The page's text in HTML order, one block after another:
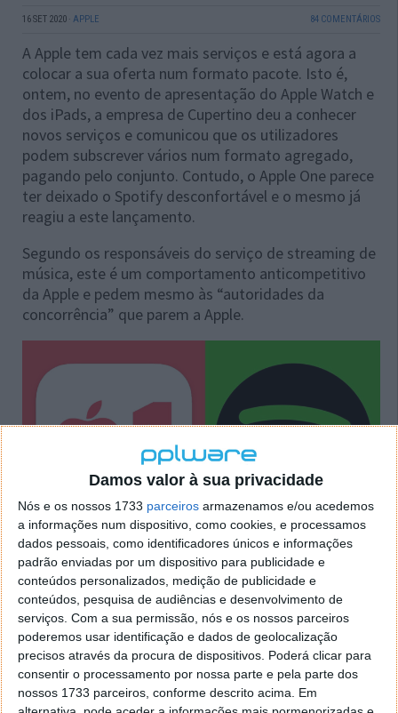
Damos valor à sua privacidade
Nós e os nossos 1733 parceiros armazenamos e/ou acedemos
a informações num dispositivo, como cookies, e processamos
dados pessoais, como identificadores únicos e informações
padrão enviadas por um dispositivo para publicidade e
conteúdos personalizados, medição de publicidade e
conteúdos, pesquisa de audiências e desenvolvimento de
serviços. Com a sua permissão, nós e os nossos parceiros
poderemos usar identificação e dados de geolocalização
precisos através da procura de dispositivos. Poderá clicar para
consentir o processamento por nossa parte e pela parte dos
nossos 1733 parceiros, conforme descrito acima. Em
16 SET 2020 · APPLE 84 COMENTÁRIOS
A Apple tem cada vez mais serviços e está agora a
colocar a sua oferta num formato pacote. Isto é,
ontem, no evento de apresentação do Apple Watch e
dos iPads, a empresa de Cupertino deu a conhecer
novos serviços e comunicou que os utilizadores
podem subscrever vários num formato agregado,
pagando pelo conjunto. Contudo, o Apple One parece
ter deixado o Spotify desconfortável e o mesmo já
reagiu a este lançamento.
Segundo os responsáveis do serviço de streaming de
música, este é um comportamento anticompetitivo
da Apple e pedem mesmo às “autoridades da
concorrência” que parem a Apple.
Apple One: O serviço que agrega todos
os serviços da Apple
15 SET 2020·APPLE 26 COMENTÁRIOS